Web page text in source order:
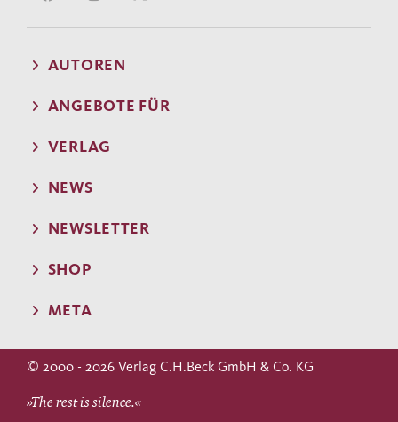
AUTOREN
ANGEBOTE FÜR
VERLAG
NEWS
NEWSLETTER
SHOP
META
© 2000 - 2026 Verlag C.H.Beck GmbH & Co. KG
»The rest is silence.«